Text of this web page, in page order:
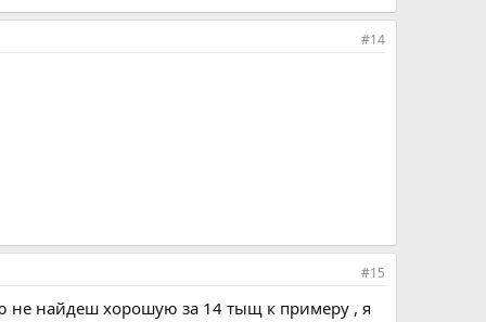
#14
#15
не найдеш хорошую за 14 тыщ к примеру , я